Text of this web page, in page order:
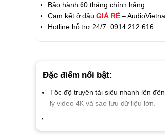
Bảo hành 60 tháng chính hãng
Cam kết ở đâu GIÁ RẺ –
Hotline hỗ trợ 24/7: 0914 212 616
Đặc điểm nổi bật:
Tốc độ truyền tải siêu nhanh lên
lý video 4K và sao lưu dữ liệu lớn.
truy cập trái phép.